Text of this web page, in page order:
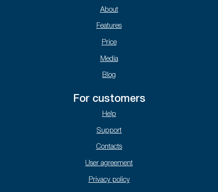
About
Features
Price
Media
Blog
For customers
Help
Support
Contacts
User agreement
Privacy policy